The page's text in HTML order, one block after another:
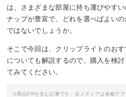
は、さまざまな部屋に持ち運びやす
ナップが豊富で、どれを選べばよい
ではないでしょうか。
そこで今回は、クリップライトのお
についても解説するので、購入を検
てみてください。
※商品PRを含む記事です。当メディアは各種ア